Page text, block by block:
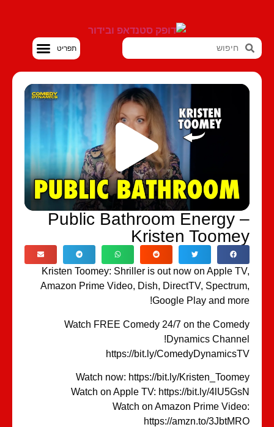
Public Bathroom Energy
Kristen
Kristen Toomey: Shriller is out now on Apple
Amazon Prime Video, Dish, DirectTV,
Google Play and
Watch FREE Comedy 24/7 on the
Dynamics
https://bit.ly/
Watch now: https://bit.ly/
Watch on Apple TV: https://bit.ly/
Watch on Amazon Prime
https://amzn.to/